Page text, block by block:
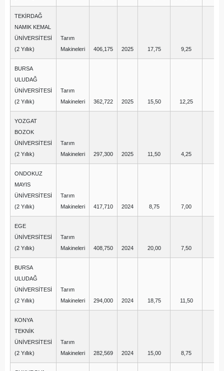
TEKİRDAĞ
NAMIK KEMAL
ÜNİVERSİTESİ
(2 Yıllık)
Tarım
Makineleri
406,175 2025 17,75 9,25
BURSA
ULUDAĞ
ÜNİVERSİTESİ
(2 Yıllık)
Tarım
Makineleri
362,722 2025 15,50 12,25
YOZGAT
BOZOK
ÜNİVERSİTESİ
(2 Yıllık)
Tarım
Makineleri
297,300 2025 11,50 4,25
ONDOKUZ
MAYIS
ÜNİVERSİTESİ
(2 Yıllık)
Tarım
Makineleri
417,710 2024 8,75 7,00
EGE
ÜNİVERSİTESİ
(2 Yıllık)
Tarım
Makineleri
408,750 2024 20,00 7,50
BURSA
ULUDAĞ
ÜNİVERSİTESİ
(2 Yıllık)
Tarım
Makineleri
294,000 2024 18,75 11,50
KONYA
TEKNİK
ÜNİVERSİTESİ
(2 Yıllık)
Tarım
Makineleri
282,569 2024 15,00 8,75